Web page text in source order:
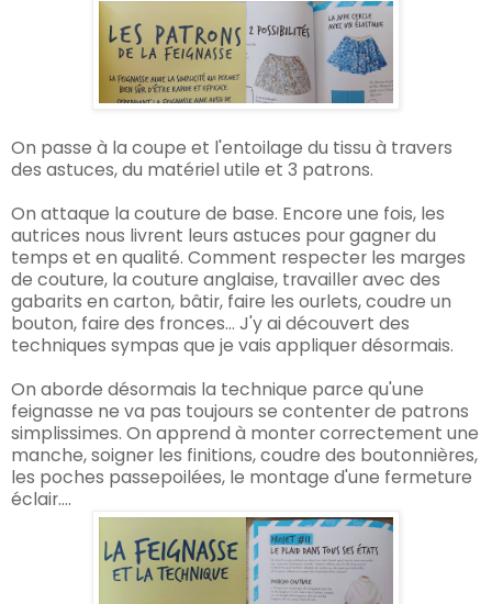
On passe à la coupe et l'entoilage du tissu à travers
des astuces, du matériel utile et 3 patrons.
On attaque la couture de base. Encore une fois, les
autrices nous livrent leurs astuces pour gagner du
temps et en qualité. Comment respecter les marges
de couture, la couture anglaise, travailler avec des
gabarits en carton, bâtir, faire les ourlets, coudre un
bouton, faire des fronces... J'y ai découvert des
techniques sympas que je vais appliquer désormais.
On aborde désormais la technique parce qu'une
feignasse ne va pas toujours se contenter de patrons
simplissimes. On apprend à monter correctement une
manche, soigner les finitions, coudre des boutonnières,
les poches passepoilées, le montage d'une fermeture
éclair....